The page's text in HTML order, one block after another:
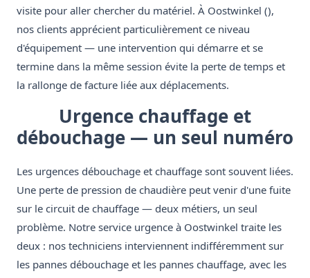
visite pour aller chercher du matériel. À Oostwinkel (),
nos clients apprécient particulièrement ce niveau
d'équipement — une intervention qui démarre et se
termine dans la même session évite la perte de temps et
la rallonge de facture liée aux déplacements.
Urgence chauffage et
débouchage — un seul numéro
Les urgences débouchage et chauffage sont souvent liées.
Une perte de pression de chaudière peut venir d'une fuite
sur le circuit de chauffage — deux métiers, un seul
problème. Notre service urgence à Oostwinkel traite les
deux : nos techniciens interviennent indifféremment sur
les pannes débouchage et les pannes chauffage, avec les